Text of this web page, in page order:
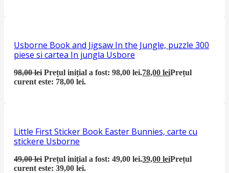
Usborne Book and Jigsaw In the Jungle, puzzle 300
piese si cartea In jungla Usbore
98,00lei Prețul inițial a fost: 98,00 lei.78,00leiPrețul
curent este: 78,00 lei.
Little First Sticker Book Easter Bunnies, carte cu
stickere Usborne
49,00lei Prețul inițial a fost: 49,00 lei.39,00leiPrețul
curent este: 39,00 lei.